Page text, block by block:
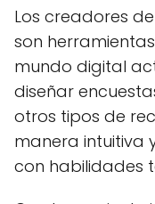
Los creadores
son
mundo digital
diseñar
otros tipos de
manera intuitiva
con habilidades